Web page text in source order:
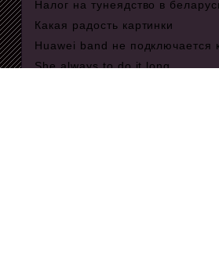
Налог на тунеядство в
Какая радость картинки
Huawei band не подключается
She always to do it long